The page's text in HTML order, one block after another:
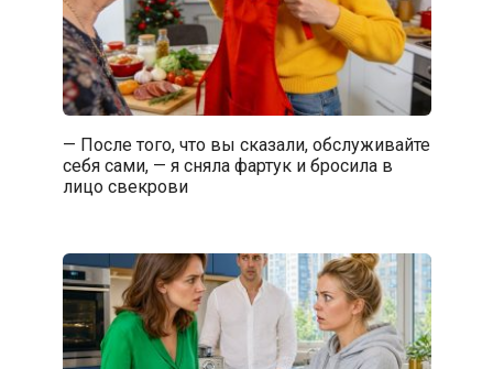
— После того, что вы сказали, обслуживайте
себя сами, — я сняла фартук и бросила в
лицо свекрови